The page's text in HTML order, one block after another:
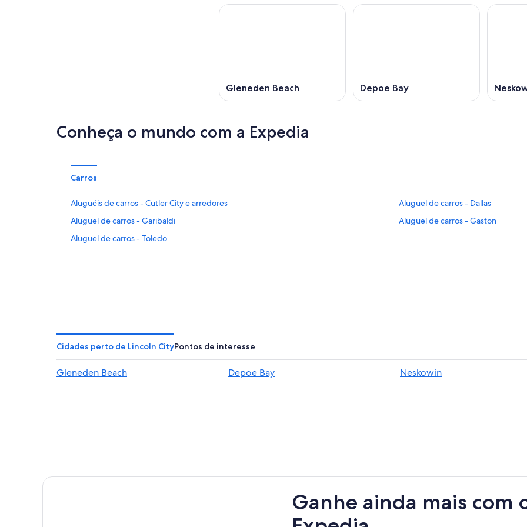
Gleneden Beach Depoe Bay
Conheça o mundo com a Expedia
Carros
Aluguéis de carros - Cutler City e arredores
Aluguel de carros - Dallas
Aluguel de carros - Garibaldi
Aluguel de carros - Gaston
Aluguel de carros - Toledo
Cidades perto de Lincoln CityPontos de interesse
Gleneden Beach Depoe Bay Neskowin
Ganhe ainda mais com